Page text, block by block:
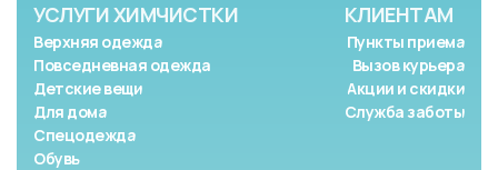
КЛИЕНТАМ
Пункты приема
Вызов курьера
Акции и скидки
Служба заботы
УСЛУГИ ХИМЧИСТКИ
Верхняя одежда
Повседневная одежда
Детские вещи
Для дома
Спецодежда
Обувь